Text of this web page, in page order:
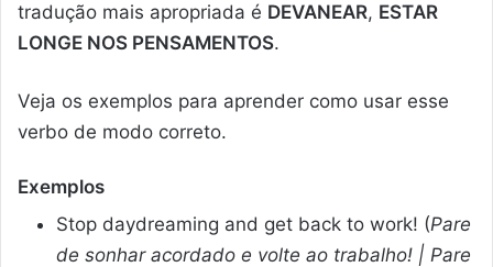
tradução mais apropriada é DEVANEAR, ESTAR
LONGE NOS PENSAMENTOS.
Veja os exemplos para aprender como usar esse
verbo de modo correto.
Exemplos
Stop daydreaming and get back to work! (Pare
de sonhar acordado e volte ao trabalho! | Pare